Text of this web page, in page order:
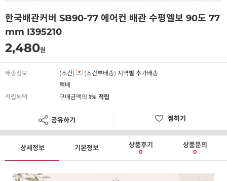
한국배관커버 SB90-77 에어컨 배관 수평엘보 90도 77
mm I395210
2,480원
배송정보 (조건) (조건부배송) 지역별 추가배송
택배
적립혜택
구매금액의 1% 적립
공유하기 찜하기
상세정보 기본정보 상품후기
0
상품문의
0